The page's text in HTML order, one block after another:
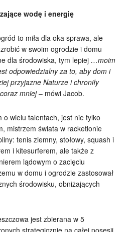
wodę i energię
to miła dla oka sprawa, ale
w swoim ogrodzie i domu
dla środowiska, tym lepiej …moim
odpowiedzialny za to, aby dom i
przyjazne Naturze i chroniły
mniej– mówi Jacob.
o wielu talentach, jest nie tylko
mistrzem świata w racketlonie
tenis ziemny, stołowy, squash i
i kitesurferem, ale także z
lądowym o zacięciu
w domu i ogrodzie zastosował
środowisku, obniżających
jest zbierana w 5